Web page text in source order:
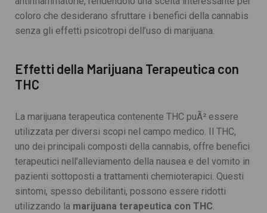
coloro che desiderano sfruttare i benefici della cannabis
senza gli effetti psicotropi dell’uso di marijuana.
Effetti della Marijuana Terapeutica con
THC
La marijuana terapeutica contenente THC puÃ² essere
utilizzata per diversi scopi nel campo medico. Il THC,
uno dei principali composti della cannabis, offre benefici
terapeutici nell’alleviamento della nausea e del vomito in
pazienti sottoposti a trattamenti chemioterapici. Questi
sintomi, spesso debilitanti, possono essere ridotti
utilizzando la marijuana terapeutica con THC.